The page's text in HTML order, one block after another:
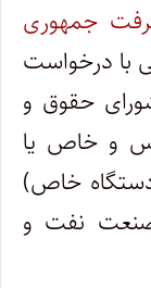
جمهوری
با درخواست
حقوق و
و خاص یا
خاص)
صنعت نفت و